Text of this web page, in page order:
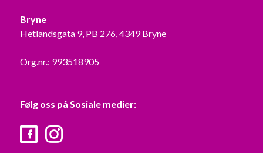
Bryne
Hetlandsgata 9, PB 276, 4349 Bryne
Org.nr.: 993518905
Følg oss på Sosiale medier:
FacebookInstagram